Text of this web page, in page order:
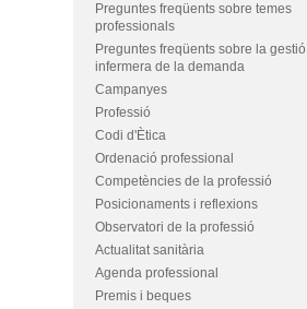
Preguntes freqüents sobre temes
professionals
Preguntes freqüents sobre la gestió
infermera de la demanda
Campanyes
Professió
Codi d'Ètica
Ordenació professional
Competències de la professió
Posicionaments i reflexions
Observatori de la professió
Actualitat sanitària
Agenda professional
Premis i beques